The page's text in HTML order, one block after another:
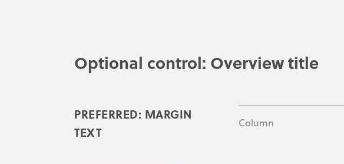
Optional control: Overview title
PREFERRED: MARGIN
TEXT
Column